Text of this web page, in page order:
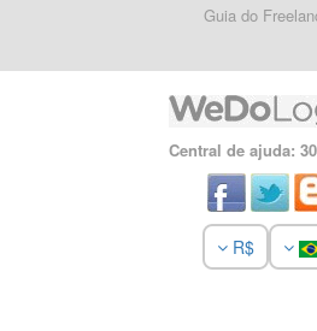
Guia do
Central de ajuda:
R$